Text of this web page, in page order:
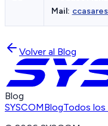
Mail:
Volver al Blog
Blog
SYSCOMBlogTodos